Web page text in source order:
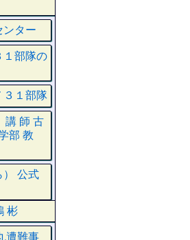
ター
部隊の
１部隊
講 師 古
部 教
公式
彬
遭難事